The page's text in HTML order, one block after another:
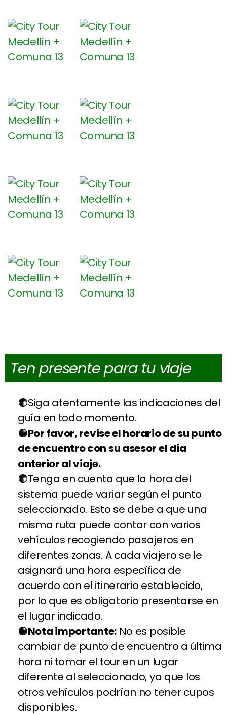
Ten presente para tu viaje
Siga atentamente las indicaciones del
guía en todo momento.
Por favor, revise el horario de su punto
de encuentro con su asesor el día
anterior al viaje.
Tenga en cuenta que la hora del
sistema puede variar según el punto
seleccionado. Esto se debe a que una
misma ruta puede contar con varios
vehículos recogiendo pasajeros en
diferentes zonas. A cada viajero se le
asignará una hora específica de
acuerdo con el itinerario establecido,
por lo que es obligatorio presentarse en
el lugar indicado.
Nota importante:No es posible
cambiar de punto de encuentro a última
hora ni tomar el tour en un lugar
diferente al seleccionado, ya que los
otros vehículos podrían no tener cupos
disponibles.